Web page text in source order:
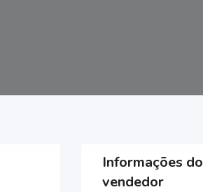
Informações do
vendedor